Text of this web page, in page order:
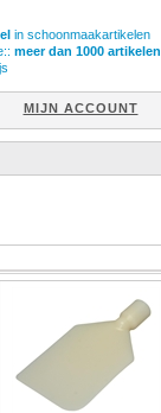
in schoonmaakartikelen
meer dan 1000 artikelen
MIJN ACCOUNT